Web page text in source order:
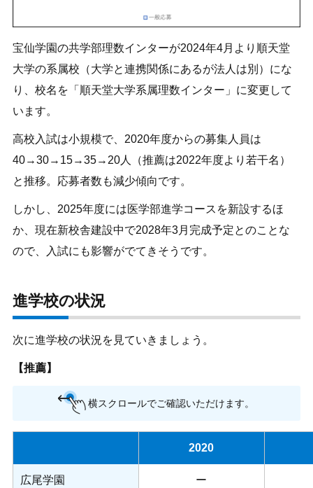
宝仙学園の共学部理数インターが2024年4月より順天堂
大学の系属校（大学と連携関係にあるが法人は別）にな
り、校名を「順天堂大学系属理数インター」に変更して
います。
高校入試は小規模で、2020年度からの募集人員は
40→30→15→35→20人（推薦は2022年度より若干名）
と推移。応募者数も減少傾向です。
しかし、2025年度には医学部進学コースを新設するほ
か、現在新校舎建設中で2028年3月完成予定とのことな
ので、入試にも影響がでてきそうです。
進学校の状況
次に進学校の状況を見ていきましょう。
【推薦】
横スクロールでご確認いただけます。
2020
広尾学園 ー